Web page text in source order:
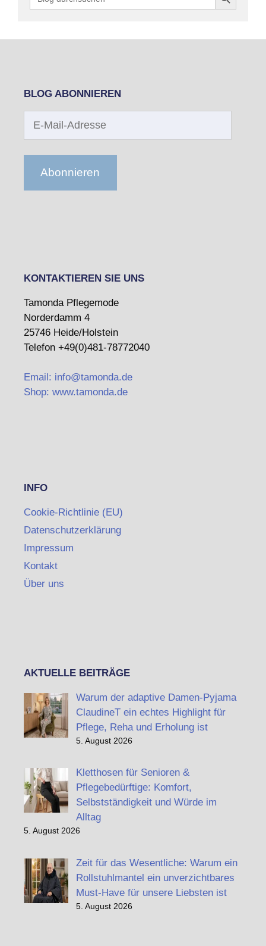
for:
BLOG ABONNIEREN
Mail-
Abonnieren
KONTAKTIEREN SIE UNS
Tamonda Pflegemode
Norderdamm 4
25746 Heide/Holstein
Telefon +49(0)481-78772040
Email: info@tamonda.de
Shop: www.tamonda.de
INFO
Cookie-Richtlinie (EU)
Datenschutzerklärung
Impressum
Kontakt
Über uns
AKTUELLE BEITRÄGE
Warum der adaptive Damen-Pyjama
ClaudineT ein echtes Highlight für
Pflege, Reha und Erholung ist
5. August 2026
Kletthosen für Senioren &
Pflegebedürftige: Komfort,
Selbstständigkeit und Würde im
Alltag
5. August 2026
Zeit für das Wesentliche: Warum ein
Rollstuhlmantel ein unverzichtbares
Must-Have für unsere Liebsten ist
5. August 2026